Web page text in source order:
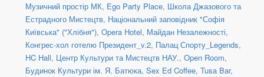
Музичний простір МК, Ego Party Place, Школа Джазового та
Естрадного Мистецтв, Національний заповідник "Софія
Київська" ("Хлібня"), Opera Hotel, Майдан Незалежності,
Конгрес-хол готелю Президент_v.2, Палац Спорту_Legends,
HC Hall, Центр Культури та Мистецтв НАУ., Open Room,
Будинок Культури ім. Я. Батюка, Sex Ed Coffee, Tusa Bar,